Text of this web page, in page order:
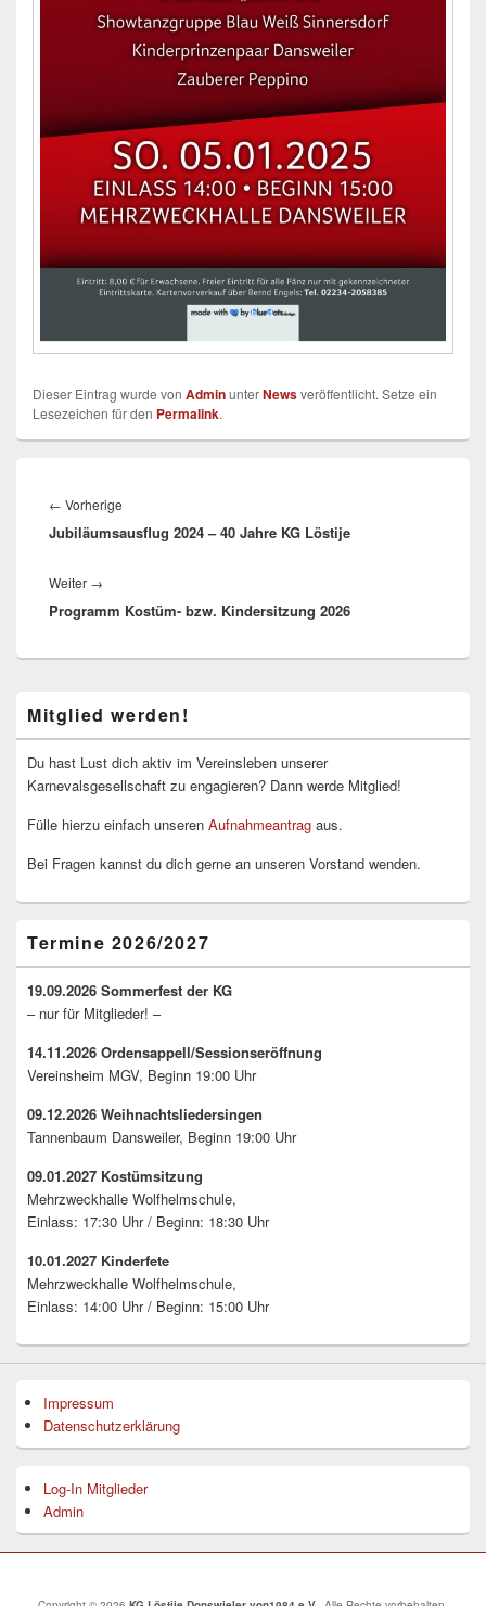
Dieser Eintrag wurde von AdminunterNewsveröffentlicht. Setze ein
Lesezeichen für den Permalink.
← Vorherige
Beitrag:
Jubiläumsausflug 2024 – 40 Jahre KG Löstije
Weiter →
Beitrag:
Programm Kostüm- bzw. Kindersitzung 2026
Seitenleisten-
Widgetbereich
Mitglied werden!
Du hast Lust dich aktiv im Vereinsleben unserer
Karnevalsgesellschaft zu engagieren? Dann werde Mitglied!
Fülle hierzu einfach unseren Aufnahmeantrag aus.
Bei Fragen kannst du dich gerne an unseren Vorstand wenden.
Termine 2026/2027
19.09.2026 Sommerfest der KG
– nur für Mitglieder! –
14.11.2026 Ordensappell/Sessionseröffnung
Vereinsheim MGV, Beginn 19:00 Uhr
09.12.2026 Weihnachtsliedersingen
Tannenbaum Dansweiler, Beginn 19:00 Uhr
09.01.2027 Kostümsitzung
Mehrzweckhalle Wolfhelmschule,
Einlass: 17:30 Uhr / Beginn: 18:30 Uhr
10.01.2027 Kinderfete
Mehrzweckhalle Wolfhelmschule,
Einlass: 14:00 Uhr / Beginn: 15:00 Uhr
Impressum
Datenschutzerklärung
Log-In Mitglieder
Admin